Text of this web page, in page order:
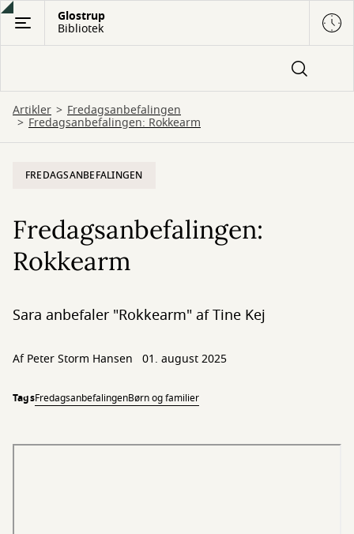
Gå
hovedindhold
Glostrup
Bibliotek
Artikler Fredagsanbefalingen
Fredagsanbefalingen: Rokkearm
FREDAGSANBEFALINGEN
Fredagsanbefalingen:
Rokkearm
Sara anbefaler "Rokkearm" af Tine Kej
AfPeter Storm Hansen 01. august 2025
TagsFredagsanbefalingenBørn og familier